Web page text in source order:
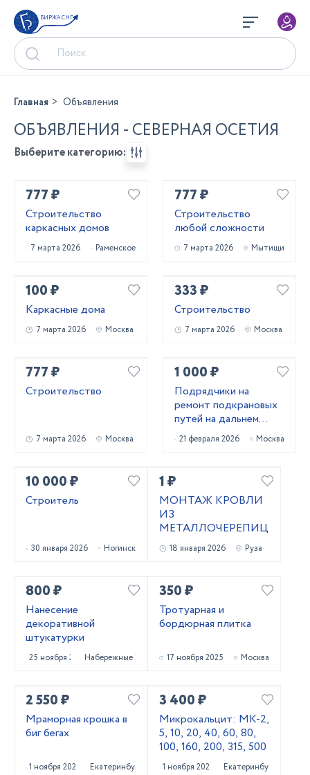
БИРЖА СНГ
Главная Объявления
ОБЪЯВЛЕНИЯ - СЕВЕРНАЯ ОСЕТИЯ
Выберите категорию:
777 ₽
Строительство
каркасных домов
7 марта 2026 Раменское
777 ₽
Строительство
любой сложности
7 марта 2026 Мытищи
100 ₽
Каркасные дома
7 марта 2026 Москва
333 ₽
Строительство
7 марта 2026 Москва
777 ₽
Строительство
7 марта 2026 Москва
1 000 ₽
Подрядчики на
ремонт подкрановых
путей на дальнем
востоке
21 февраля 2026 Москва
10 000 ₽
Строитель
30 января 2026 Ногинск
1 ₽
МОНТАЖ КРОВЛИ
ИЗ
МЕТАЛЛОЧЕРЕПИЦЫ
18 января 2026 Руза
800 ₽
Нанесение
декоративной
штукатурки
25 ноября 2025Набережные Челны
350 ₽
Тротуарная и
бордюрная плитка
17 ноября 2025 Москва
2 550 ₽
Мраморная крошка в
биг бегах
1 ноября 2025 Екатеринбург
3 400 ₽
Микрокальцит: МК-2,
5, 10, 20, 40, 60, 80,
100, 160, 200, 315, 500
1 ноября 2025 Екатеринбург